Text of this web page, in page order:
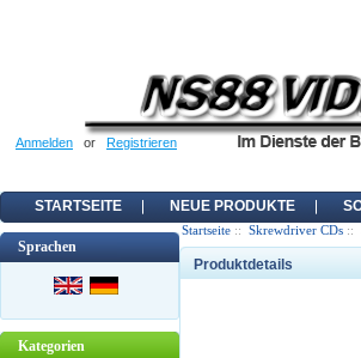
Anmelden or Registrieren
STARTSEITE NEUE PRODUKTE
Sprachen
Kategorien
Startseite :: Skrewdriver CDs ::
Produktdetails